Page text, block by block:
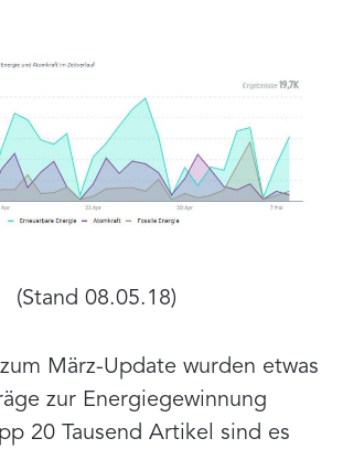
(Stand 08.05.18)
März-Update wurden etwas
zur Energiegewinnung
20 Tausend Artikel sind es